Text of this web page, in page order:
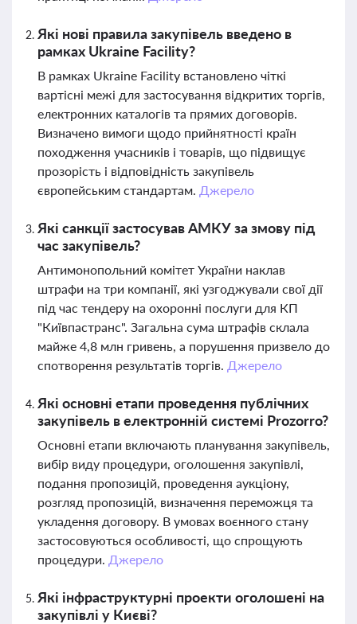
Які нові правила закупівель введено в
рамках Ukraine Facility?
В рамках Ukraine Facility встановлено чіткі
вартісні межі для застосування відкритих торгів,
електронних каталогів та прямих договорів.
Визначено вимоги щодо прийнятності країн
походження учасників і товарів, що підвищує
прозорість і відповідність закупівель
європейським стандартам. Джерело
Які санкції застосував АМКУ за змову під
час закупівель?
Антимонопольний комітет України наклав
штрафи на три компанії, які узгоджували свої дії
під час тендеру на охоронні послуги для КП
"Київпастранс". Загальна сума штрафів склала
майже 4,8 млн гривень, а порушення призвело до
спотворення результатів торгів. Джерело
Які основні етапи проведення публічних
закупівель в електронній системі Prozorro?
Основні етапи включають планування закупівель,
вибір виду процедури, оголошення закупівлі,
подання пропозицій, проведення аукціону,
розгляд пропозицій, визначення переможця та
укладення договору. В умовах воєнного стану
застосовуються особливості, що спрощують
процедури. Джерело
Які інфраструктурні проекти оголошені на
закупівлі у Києві?